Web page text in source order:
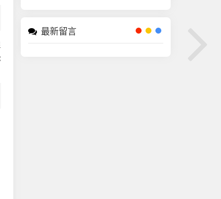
最新留言